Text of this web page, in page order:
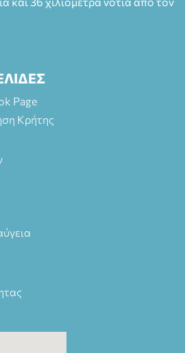
Page
Κρήτης